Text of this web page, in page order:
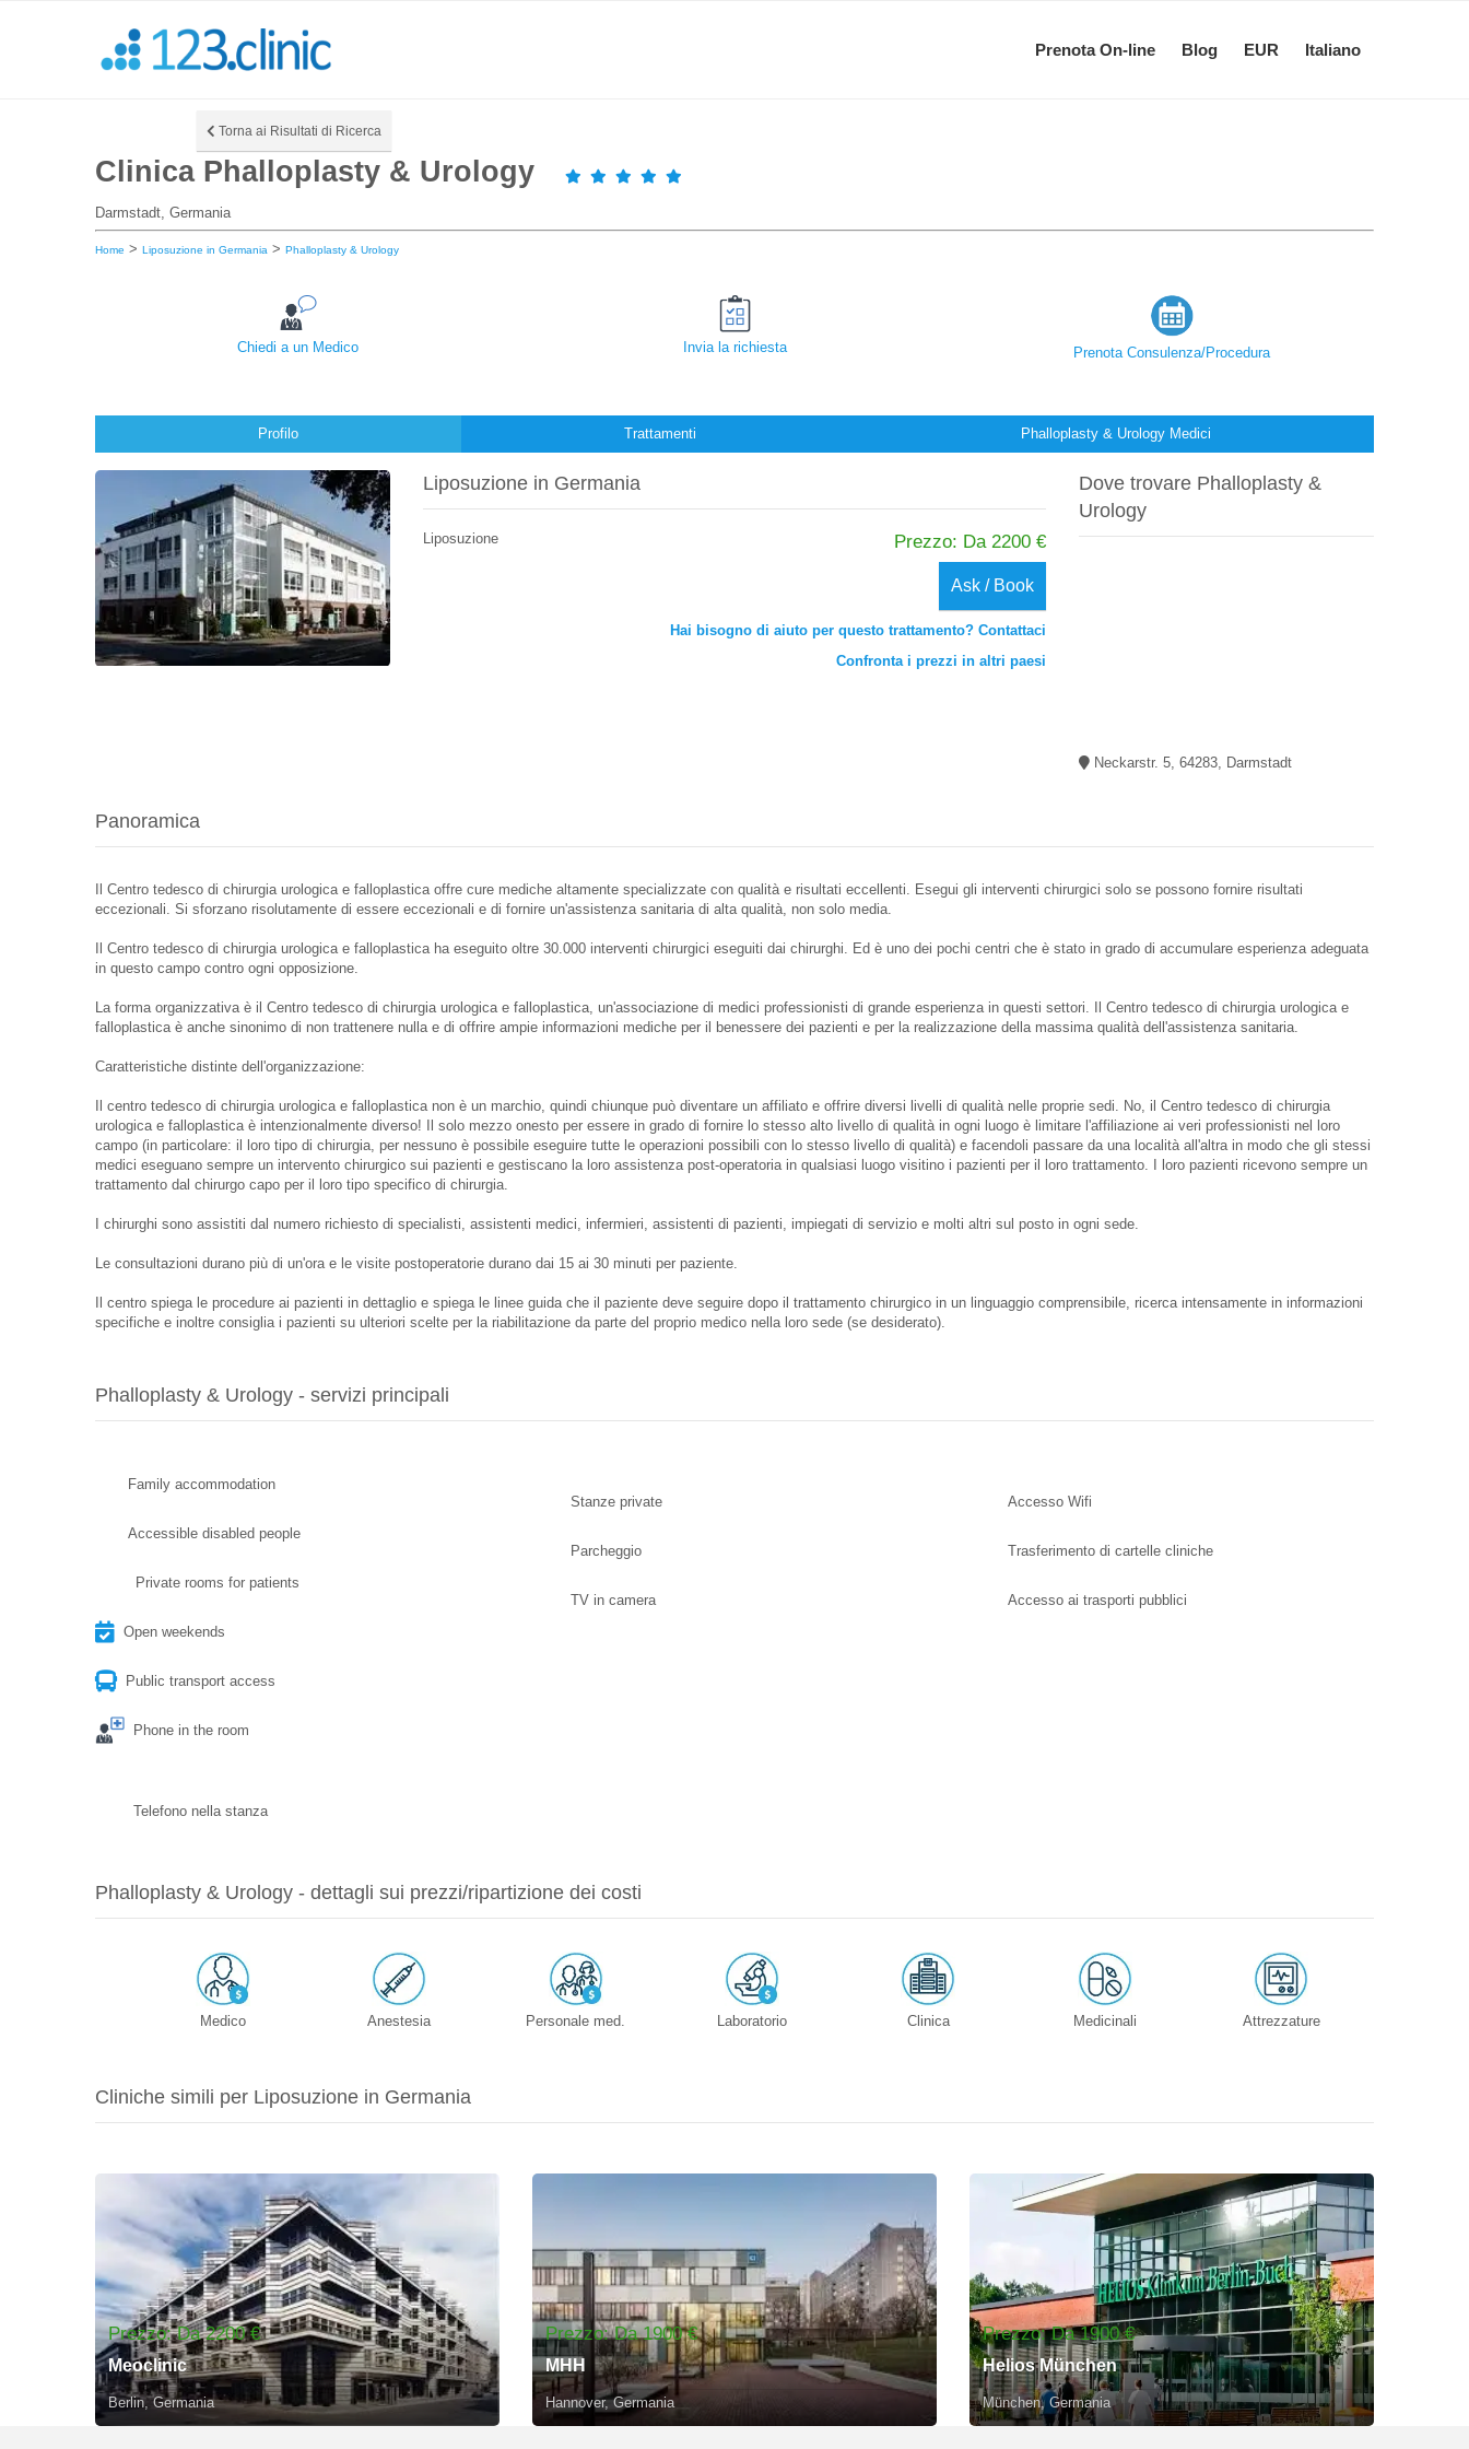
Prenota On-line Blog EUR Italiano
Torna ai Risultati di Ricerca
Clinica Phalloplasty & Urology
Darmstadt, Germania
Home > Liposuzione in Germania > Phalloplasty & Urology
Chiedi a un Medico Invia la richiesta Prenota Consulenza/Procedura
Profilo
Liposuzione in Germania
Liposuzione Prezzo: Da 2200 €
Ask / Book
Hai bisogno di aiuto per questo trattamento? Contattaci
Confronta i prezzi in altri paesi
Dove trovare Phalloplasty &
Urology
Neckarstr. 5, 64283, Darmstadt
Panoramica
Il Centro tedesco di chirurgia urologica e falloplastica offre cure mediche altamente specializzate con qualità e risultati eccellenti. Esegui gli interventi chirurgici solo se possono fornire risultati
eccezionali. Si sforzano risolutamente di essere eccezionali e di fornire un'assistenza sanitaria di alta qualità, non solo media.
Il Centro tedesco di chirurgia urologica e falloplastica ha eseguito oltre 30.000 interventi chirurgici eseguiti dai chirurghi. Ed è uno dei pochi centri che è stato in grado di accumulare esperienza adeguata
in questo campo contro ogni opposizione.
La forma organizzativa è il Centro tedesco di chirurgia urologica e falloplastica, un'associazione di medici professionisti di grande esperienza in questi settori. Il Centro tedesco di chirurgia urologica e
falloplastica è anche sinonimo di non trattenere nulla e di offrire ampie informazioni mediche per il benessere dei pazienti e per la realizzazione della massima qualità dell'assistenza sanitaria.
Caratteristiche distinte dell'organizzazione:
Il centro tedesco di chirurgia urologica e falloplastica non è un marchio, quindi chiunque può diventare un affiliato e offrire diversi livelli di qualità nelle proprie sedi. No, il Centro tedesco di chirurgia
urologica e falloplastica è intenzionalmente diverso! Il solo mezzo onesto per essere in grado di fornire lo stesso alto livello di qualità in ogni luogo è limitare l'affiliazione ai veri professionisti nel loro
campo (in particolare: il loro tipo di chirurgia, per nessuno è possibile eseguire tutte le operazioni possibili con lo stesso livello di qualità) e facendoli passare da una località all'altra in modo che gli stessi
medici eseguano sempre un intervento chirurgico sui pazienti e gestiscano la loro assistenza post-operatoria in qualsiasi luogo visitino i pazienti per il loro trattamento. I loro pazienti ricevono sempre un
trattamento dal chirurgo capo per il loro tipo specifico di chirurgia.
I chirurghi sono assistiti dal numero richiesto di specialisti, assistenti medici, infermieri, assistenti di pazienti, impiegati di servizio e molti altri sul posto in ogni sede.
Le consultazioni durano più di un'ora e le visite postoperatorie durano dai 15 ai 30 minuti per paziente.
Il centro spiega le procedure ai pazienti in dettaglio e spiega le linee guida che il paziente deve seguire dopo il trattamento chirurgico in un linguaggio comprensibile, ricerca intensamente in informazioni
specifiche e inoltre consiglia i pazienti su ulteriori scelte per la riabilitazione da parte del proprio medico nella loro sede (se desiderato).
Phalloplasty & Urology - servizi principali
Family accommodation
Accessible disabled people
Private rooms for patients
Open weekends
Public transport access
Phone in the room
Stanze private
Parcheggio
TV in camera
Accesso Wifi
Trasferimento di cartelle cliniche
Accesso ai trasporti pubblici
Telefono nella stanza
Phalloplasty & Urology - dettagli sui prezzi/ripartizione dei costi
Medico Anestesia Personale med. Laboratorio Clinica Medicinali Attrezzature
Trattamenti Phalloplasty & Urology Medici
Cliniche simili per Liposuzione in Germania
Prezzo: Da 2200 €
Meoclinic
Berlin, Germania
Prezzo: Da 1900 €
MHH
Hannover, Germania
Prezzo: Da 1900 €
Helios München
München, Germania